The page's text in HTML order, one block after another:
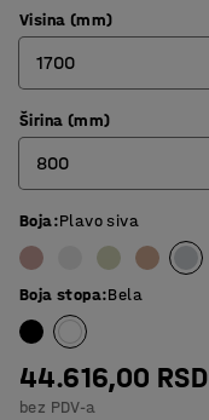
Visina (mm)
1700
1360
1700
Širina (mm)
800
800
Boja:Plavo siva
Boja stopa:Bela
44.616,00 RSD
bez PDV-a